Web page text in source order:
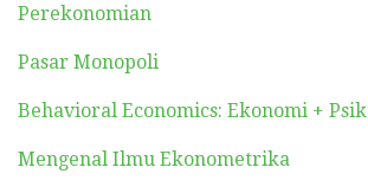
Perekonomian
Pasar Monopoli
Behavioral Economics: Ekonomi +
Mengenal Ilmu Ekonometrika